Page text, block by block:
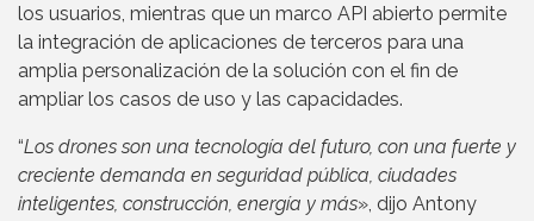
los usuarios, mientras que un marco API abierto permite
la integración de aplicaciones de terceros para una
amplia personalización de la solución con el fin de
ampliar los casos de uso y las capacidades.
“Los drones son una tecnología del futuro, con una fuerte y
creciente demanda en seguridad pública, ciudades
inteligentes, construcción, energía y más», dijo Antony